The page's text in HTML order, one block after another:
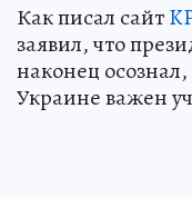
Как писал сайт
заявил, что
наконец
Украине важен